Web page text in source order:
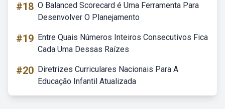
#18 O Balanced Scorecard é Uma Ferramenta Para
Desenvolver O Planejamento
#19 Entre Quais Números Inteiros Consecutivos Fica
Cada Uma Dessas Raízes
#20 Diretrizes Curriculares Nacionais Para A
Educação Infantil Atualizada